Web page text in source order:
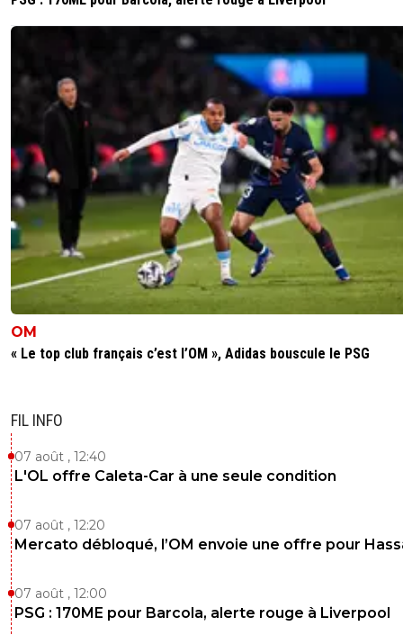
OM
« Le top club français c’est l’OM », Adidas bouscule le PSG
FIL INFO
07 août , 12:40
L'OL offre Caleta-Car à une seule condition
07 août , 12:20
Mercato débloqué, l’OM envoie une offre pour
07 août , 12:00
PSG : 170ME pour Barcola, alerte rouge à Liverpool